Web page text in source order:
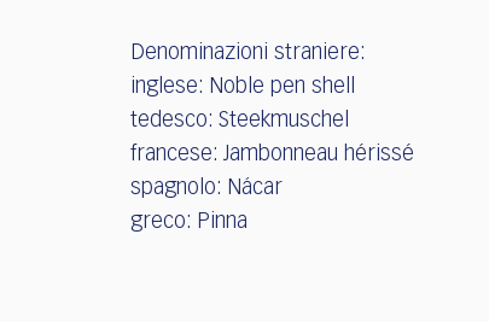
Denominazioni straniere:
inglese: Noble pen shell
tedesco: Steekmuschel
francese: Jambonneau hérissé
spagnolo: Nácar
greco: Pinna